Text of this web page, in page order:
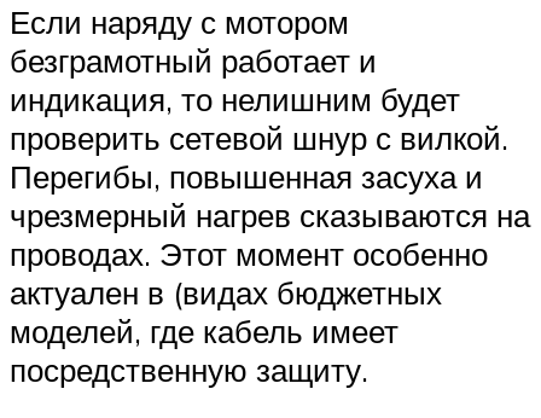
Если наряду с мотором
безграмотный работает и
индикация, то нелишним будет
проверить сетевой шнур с вилкой.
Перегибы, повышенная засуха и
чрезмерный нагрев сказываются на
проводах. Этот момент особенно
актуален в (видах бюджетных
моделей, где кабель имеет
посредственную защиту.